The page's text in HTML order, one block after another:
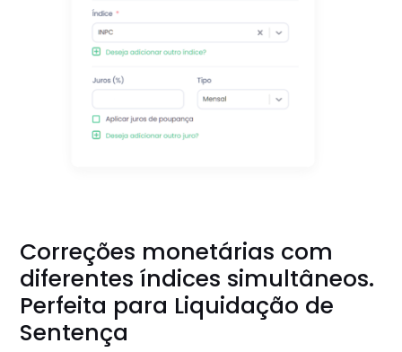
Correções monetárias com
diferentes índices simultâneos.
Perfeita para Liquidação de
Sentença